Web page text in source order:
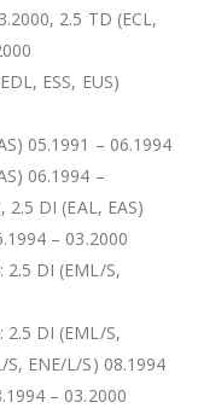
2.5 TD (ECL,
ESS, EUS)
05.1991 – 06.1994
06.1994 –
2.5 DI (EAL, EAS)
– 03.2000
: 2.5 DI (EML/S,
: 2.5 DI (EML/S,
ENE/L/S) 08.1994
– 03.2000